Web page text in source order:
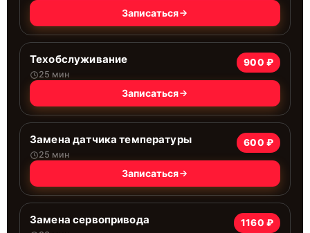
Записаться
Техобслуживание
25 мин
900 ₽
Записаться
Замена датчика температуры
25 мин
600 ₽
Записаться
Замена сервопривода 1160 ₽